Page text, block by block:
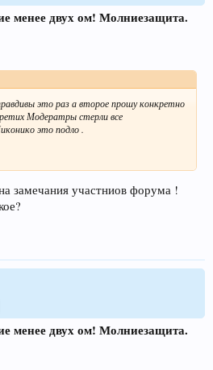
менее двух ом! Молниезащита.
это раз а второе прошу конкретно
Модератры стерли все
это подло .
замечания участниов форума !
менее двух ом! Молниезащита.